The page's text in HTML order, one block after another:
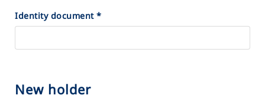
Identity document *
New holder